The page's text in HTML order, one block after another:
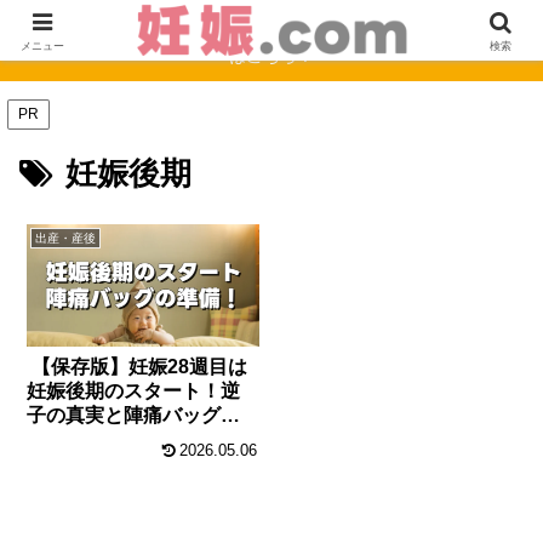
【完全保存版】妊娠0週〜40週のママの症状と赤ちゃんの成長まとめ
はこちら！
PR
妊娠後期
出産・産後
【保存版】妊娠28週目は
妊娠後期のスタート！逆
子の真実と陣痛バッグの
2026.05.06
メニュー 検索